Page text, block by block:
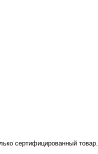
сертифицированный товар.